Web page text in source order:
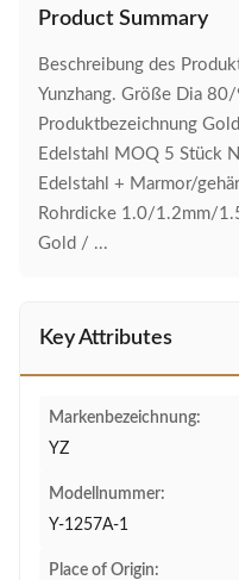
Product Summary
Beschreibung des
Yunzhang. Größe Dia
Produktbezeichnung
Edelstahl MOQ 5 Stück
Edelstahl + Marmor/
Rohrdicke 1.0/1.2mm/
Gold / ...
Key Attributes
Markenbezeichnung:
YZ
Modellnummer:
Y-1257A-1
Place of Origin: